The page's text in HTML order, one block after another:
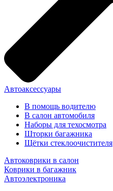
Автоаксессуары
В помощь водителю
В салон автомобиля
Наборы для техосмотра
Шторки багажника
Щётки стеклоочистителя
Автоковрики в салон
Коврики в багажник
Автоэлектроника